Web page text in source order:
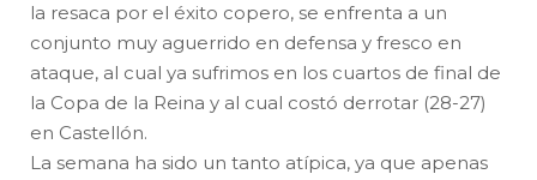
la resaca por el éxito copero, se enfrenta a un
conjunto muy aguerrido en defensa y fresco en
ataque, al cual ya sufrimos en los cuartos de final de
la Copa de la Reina y al cual costó derrotar (28-27)
en Castellón.
La semana ha sido un tanto atípica, ya que apenas